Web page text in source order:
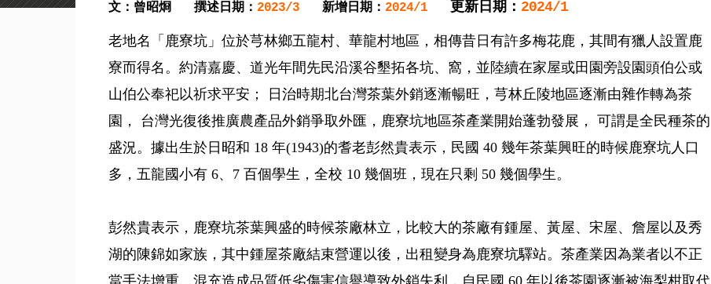
文：曾昭烱 撰述日期： 2023/3 新增日期： 2024/1 更新日期： 2024/1
老地名「鹿寮坑」位於芎林鄉五龍村、華龍村地區，相傳昔日有許多梅花鹿，其間有獵人設置鹿
寮而得名。約清嘉慶、道光年間先民沿溪谷墾拓各坑、窩，並陸續在家屋或田園旁設園頭伯公或
山伯公奉祀以祈求平安； 日治時期北台灣茶葉外銷逐漸暢旺，芎林丘陵地區逐漸由雜作轉為茶
園， 台灣光復後推廣農產品外銷爭取外匯，鹿寮坑地區茶產業開始蓬勃發展， 可謂是全民種茶的
盛況。據出生於日昭和 18 年(1943)的耆老彭然貴表示，民國 40 幾年茶葉興旺的時候鹿寮坑人口
多，五龍國小有 6、7 百個學生，全校 10 幾個班，現在只剩 50 幾個學生。
彭然貴表示，鹿寮坑茶葉興盛的時候茶廠林立，比較大的茶廠有鍾屋、黃屋、宋屋、詹屋以及秀
湖的陳錦如家族，其中鍾屋茶廠結束營運以後，出租變身為鹿寮坑驛站。茶產業因為業者以不正
當手法增重、混充造成品質低劣傷害信譽導致外銷失利，自民國 60 年以後茶園逐漸被海梨柑取代